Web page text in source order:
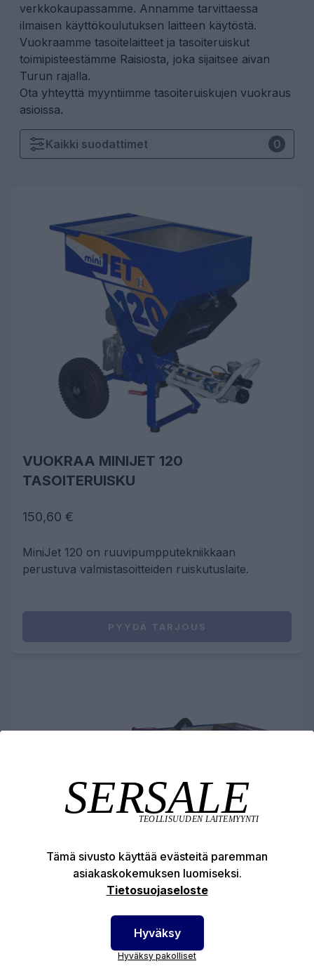
verkkokaupassamme. Annamme tarvittaessa
ilmaisen käyttökoulutuksen laitteen käytöstä.
Vuokraamme tasoitelaitteet ja tasoiteruiskut
toimipisteestämme Raisiosta, joka sijaitsee aivan
Turun rajalla.
Ota yhteyttä myyntiimme tasoiteruiskujen vuokraus
asioissa.
Kaikki suodattimet 0
VUOKRAA MINIJET 120
TASOITERUISKU
150,60 €
MiniJet 120 on ruuvipumpputekniikkaan
perustuva valmistasoitteiden ruiskutuslaite.
PYYDÄ TARJOUS
VUOKRAA TASOITERUISKU
COMPACT-PRO 15
Tämä sivusto käyttää evästeitä paremman
asiakaskokemuksen luomiseksi.
Tietosuojaseloste
Hyväksy
Hyväksy pakolliset